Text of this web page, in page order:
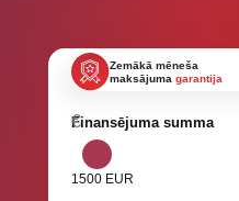
Zemākā mēneša
maksājuma garantija
Aizpildi pieteikumu
Finansējuma summa
€
1500 EUR